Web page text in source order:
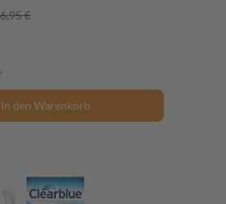
€
In den Warenkorb